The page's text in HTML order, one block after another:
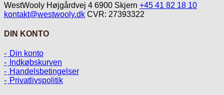
WestWooly Højgårdvej 4 6900 Skjern +45 41 82 18 10
kontakt@westwooly.dk CVR: 27393322
DIN KONTO
Din konto
Indkøbskurven
Handelsbetingelser
Privatlivspolitik